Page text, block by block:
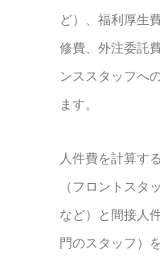
ど）、福利厚生
修費、外注委託
ンススタッフへ
ます。
人件費を計算す
（フロントスタ
など）と間接人
門のスタッフ）